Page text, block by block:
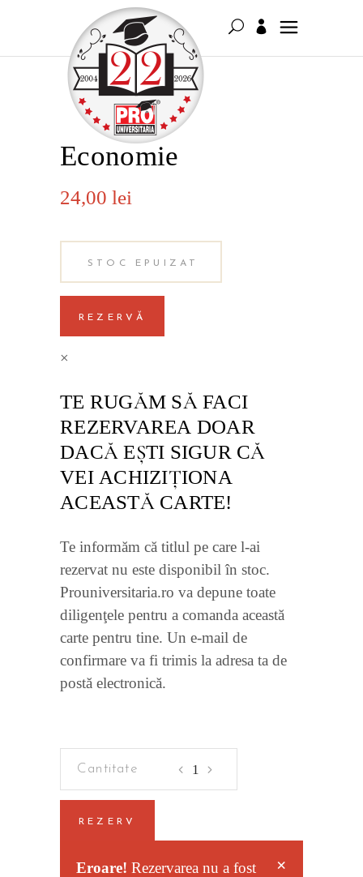
Economie
24,00 lei
STOC EPUIZAT
REZERVĂ
×
TE RUGĂM SĂ FACI
REZERVAREA DOAR
DACĂ EŞTI SIGUR CĂ
VEI ACHIZIŢIONA
ACEASTĂ CARTE!
Te informăm că titlul pe care l-ai
rezervat nu este disponibil în stoc.
Prouniversitaria.ro va depune toate
diligenţele pentru a comanda această
carte pentru tine. Un e-mail de
confirmare va fi trimis la adresa ta de
postă electronică.
REZERV
×
Eroare! Rezervarea nu a fost